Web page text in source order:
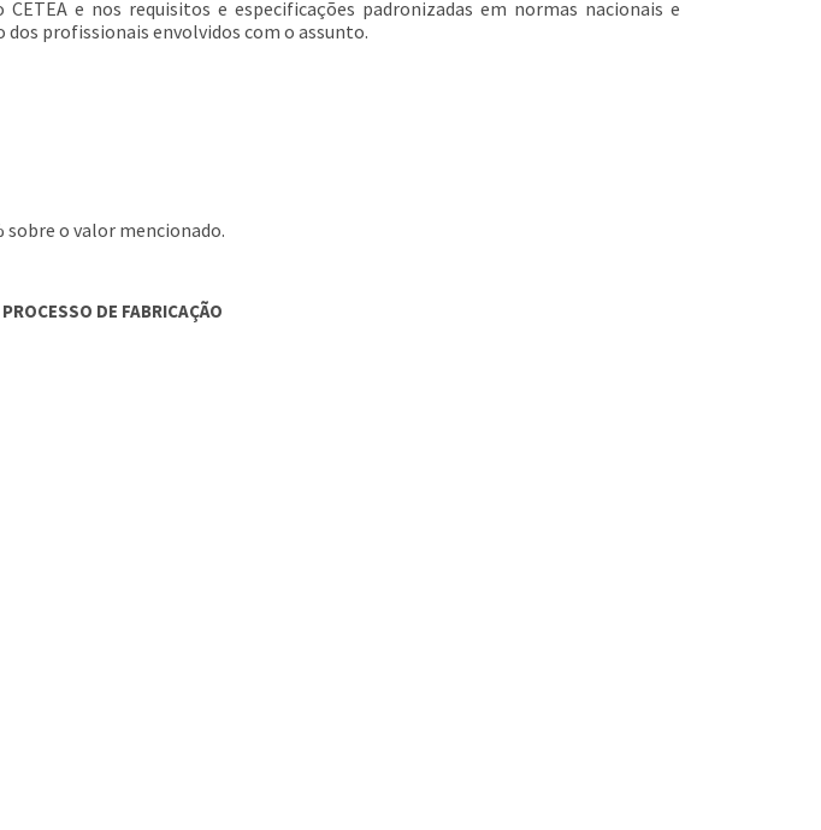
e nos requisitos e especificações padronizadas em normas nacionais e
profissionais envolvidos com o assunto.
sobre o valor mencionado.
DE FABRICAÇÃO